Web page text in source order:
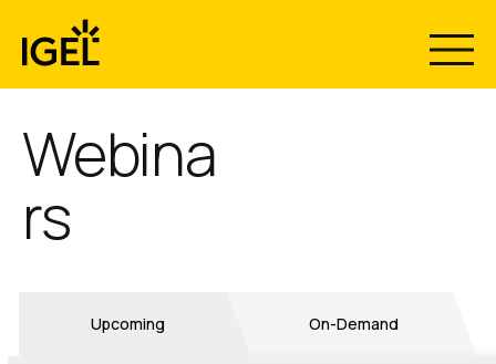
content
Webina
rs
Upcoming On-Demand